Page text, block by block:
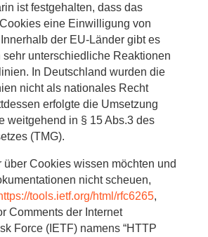
ist festgehalten, dass das
eine Einwilligung von
Innerhalb der EU-Länder gibt es
unterschiedliche Reaktionen
In Deutschland wurden die
nicht als nationales Recht
erfolgte die Umsetzung
weitgehend in § 15 Abs.3 des
(TMG).
über Cookies wissen möchten und
nicht scheuen,
tools.ietf.org/html/rfc6265,
Comments der Internet
Force (IETF) namens “HTTP